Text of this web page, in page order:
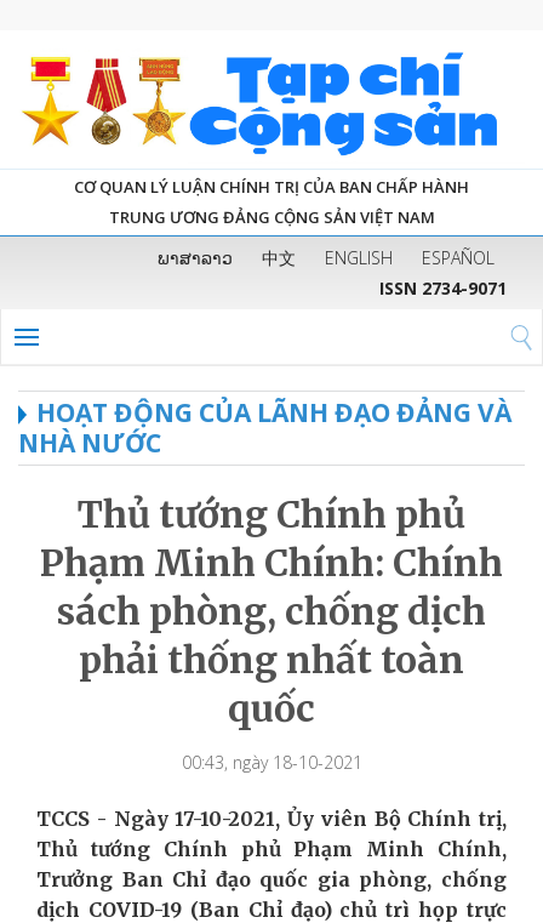
CƠ QUAN LÝ LUẬN CHÍNH TRỊ CỦA BAN CHẤP HÀNH
TRUNG ƯƠNG ĐẢNG CỘNG SẢN VIỆT NAM
ພາສາລາວ 中文 ENGLISH
ESPAÑOL
ISSN 2734-9071
HOẠT ĐỘNG CỦA LÃNH ĐẠO ĐẢNG VÀ
NHÀ NƯỚC
Thủ tướng Chính phủ
Phạm Minh Chính: Chính
sách phòng, chống dịch
phải thống nhất toàn
quốc
00:43, ngày 18-10-2021
TCCS - Ngày 17-10-2021, Ủy viên Bộ Chính trị,
Thủ tướng Chính phủ Phạm Minh Chính,
Trưởng Ban Chỉ đạo quốc gia phòng, chống
dịch COVID-19 (Ban Chỉ đạo) chủ trì họp trực